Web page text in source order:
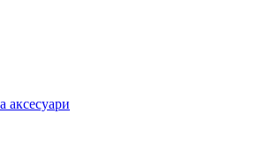
аксесуари